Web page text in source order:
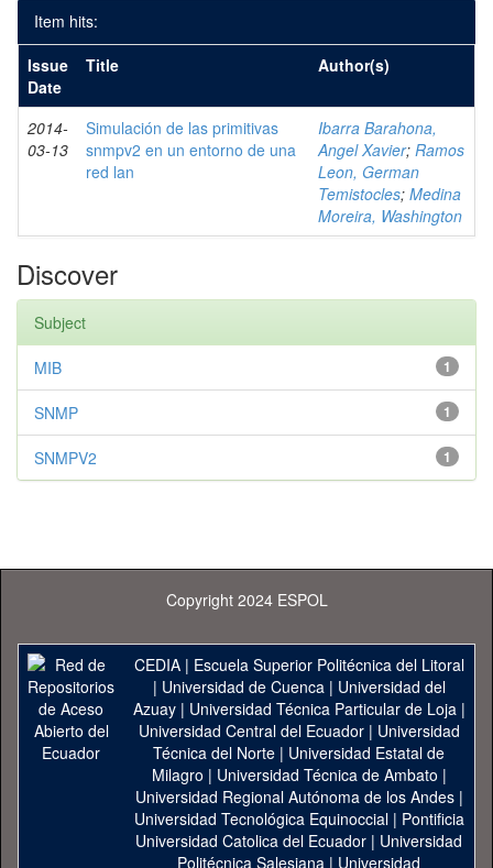
Item hits:
Issue
Date
Title Author(s)
2014-
03-13
Simulación de las primitivas
snmpv2 en un entorno de una
red lan
Ibarra Barahona,
Angel Xavier; Ramos
Leon, German
Temistocles; Medina
Moreira, Washington
Discover
Subject
1
MIB
1
SNMP
1
SNMPV2
Copyright 2024 ESPOL
CEDIA| Escuela Superior Politécnica del Litoral
| Universidad de Cuenca| Universidad del
Azuay| Universidad Técnica Particular de Loja|
Universidad Central del Ecuador| Universidad
Técnica del Norte | Universidad Estatal de
Milagro | Universidad Técnica de Ambato |
Universidad Regional Autónoma de los Andes|
Universidad Tecnológica Equinoccial| Pontificia
Universidad Catolica del Ecuador | Universidad
Politécnica Salesiana | Universidad